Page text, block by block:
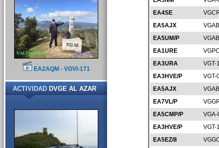
EA4SE
EA5AJX
EA5UM/P
EA1URE
EA3URA
VGT-
EA3HVE/P
VGT-
EA5AJX
EA7VL/P
EA5CMP/P
EA3HVE/P
VGT-
EA5EZ/8
EA2AQM - VGVI-171
ACTIVIDADDVGE AL AZAR